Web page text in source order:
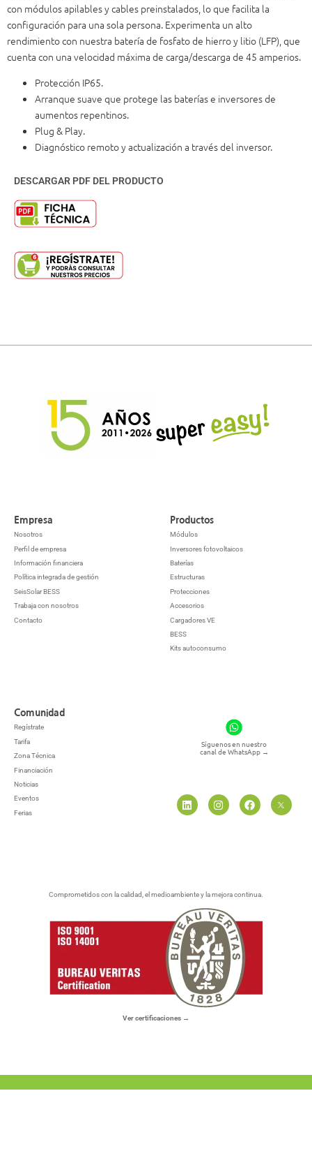
con módulos apilables y cables preinstalados, lo que facilita la
configuración para una sola persona. Experimenta un alto
rendimiento con nuestra batería de fosfato de hierro y litio (LFP), que
cuenta con una velocidad máxima de carga/descarga de 45 amperios.
Protección IP65.
Arranque suave que protege las baterías e inversores de
aumentos repentinos.
Plug & Play.
Diagnóstico remoto y actualización a través del inversor.
DESCARGAR PDF DEL PRODUCTO
Empresa
Nosotros
Perfil de empresa
Información financiera
Política integrada de gestión
SeisSolar BESS
Trabaja con nosotros
Contacto
Productos
Módulos
Inversores fotovoltaicos
Baterías
Estructuras
Protecciones
Accesorios
Cargadores VE
BESS
Kits autoconsumo
Comunidad
Regístrate
Tarifa
Zona Técnica
Financiación
Noticias
Eventos
Ferias
Síguenos en nuestro
canal de WhatsApp →
Comprometidos con la calidad, el medioambiente y la mejora continua.
Ver certificaciones →